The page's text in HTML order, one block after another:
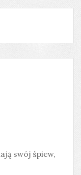
swój śpiew,